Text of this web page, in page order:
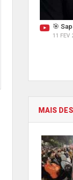
🎯
11 FEV
MAIS